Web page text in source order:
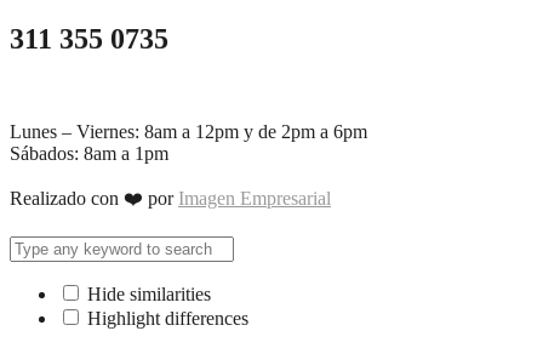
311 355 0735
Lunes – Viernes: 8am a 12pm y de 2pm a 6pm
Sábados: 8am a 1pm
Realizado con ❤️ por Imagen Empresarial
Hide similarities
Highlight differences